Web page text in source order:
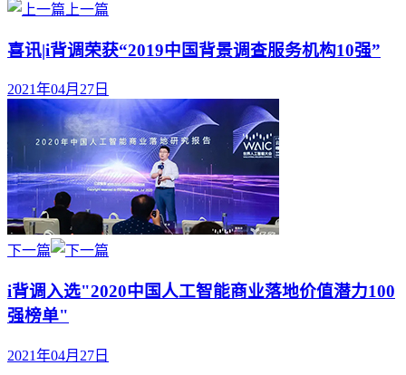
上一篇
喜讯|i背调荣获“2019中国背景调查服务机构10强”
2021年04月27日
下一篇
i背调入选"2020中国人工智能商业落地价值潜力100
强榜单"
2021年04月27日